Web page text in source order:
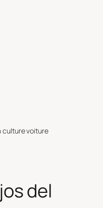
culture voiture
del